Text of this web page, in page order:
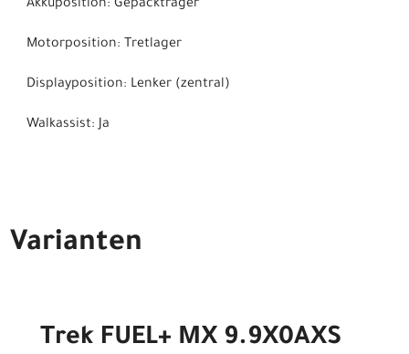
Akkuposition: Gepäckträger
Motorposition: Tretlager
Displayposition: Lenker (zentral)
Walkassist: Ja
Varianten
Trek FUEL+ MX 9.9X0AXS